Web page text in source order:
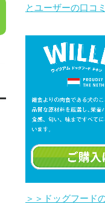
とユーザーの口コ
＞＞ドッグフード